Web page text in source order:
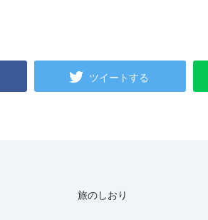
ツイートする
旅のしおり